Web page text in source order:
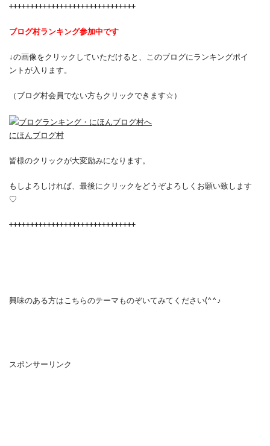
++++++++++++++++++++++++++++++
ブログ村ランキング参加中です
↓の画像をクリックしていただけると、このブログにランキングポイ
ントが入ります。
（ブログ村会員でない方もクリックできます☆）
にほんブログ村
皆様のクリックが大変励みになります。
もしよろしければ、最後にクリックをどうぞよろしくお願い致します
♡
++++++++++++++++++++++++++++++
興味のある方はこちらのテーマものぞいてみてください(^^♪
スポンサーリンク